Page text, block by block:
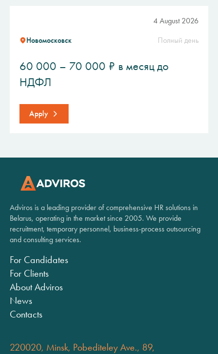
4 August 2026
Новомосковск Полный день
60 000 – 70 000 ₽ в месяц до
НДФЛ
Apply
Adviros is a leading provider of comprehensive HR solutions in
Belarus, operating in the market since 2005. We provide
recruitment, temporary personnel, business-process outsourcing
and consulting services.
For Candidates
For Clients
About Adviros
News
Contacts
220020, Minsk, Pobediteley Ave., 89,